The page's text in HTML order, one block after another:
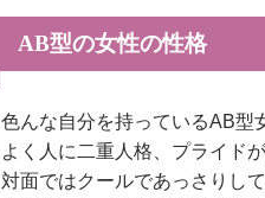
AB型の女性の性格
色んな自分を持っているAB型
よく人に二重人格、プライド
対面ではクールであっさりし